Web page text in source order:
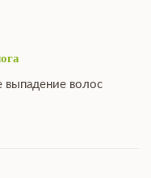
выпадение волос